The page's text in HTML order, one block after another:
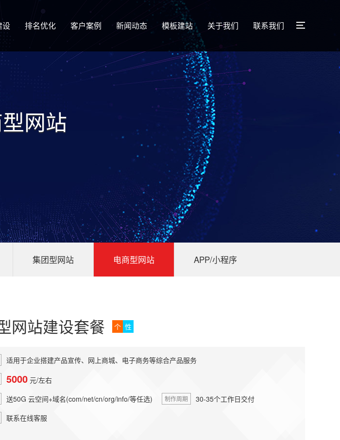
设 排名优化 客户案例 新闻动态 模板建站 关于我们 联系我们
网站
集团型网站 电商型网站 APP/小程序
网站建设套餐 个 性
适用于企业搭建产品宣传、网上商城、电子商务等综合产品服务
5000 元/左右
送50G 云空间+域名(com/net/cn/org/info/等任选) 制作周期 30-35个工作日交付
联系在线客服